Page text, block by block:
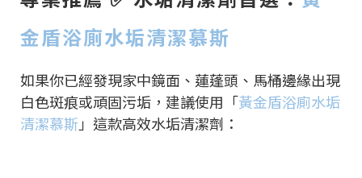
金盾浴廁水垢清潔慕斯
如果你已經發現家中鏡面、蓮蓬頭、馬桶邊緣出現
白色斑痕或頑固污垢，建議使用「黃金盾浴廁水垢
清潔慕斯 」這款高效水垢清潔劑：